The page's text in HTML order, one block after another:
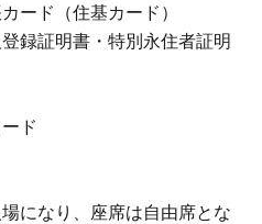
ード（住基カード）
録証明書・特別永住者証明
ド
になり、座席は自由席とな